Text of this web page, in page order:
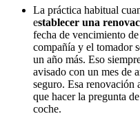
La práctica habitual
establecer una
fecha de vencimiento
compañía y el tomador
un año más. Eso
avisado con un mes de
seguro. Esa renovación
que hacer la pregunta
coche.